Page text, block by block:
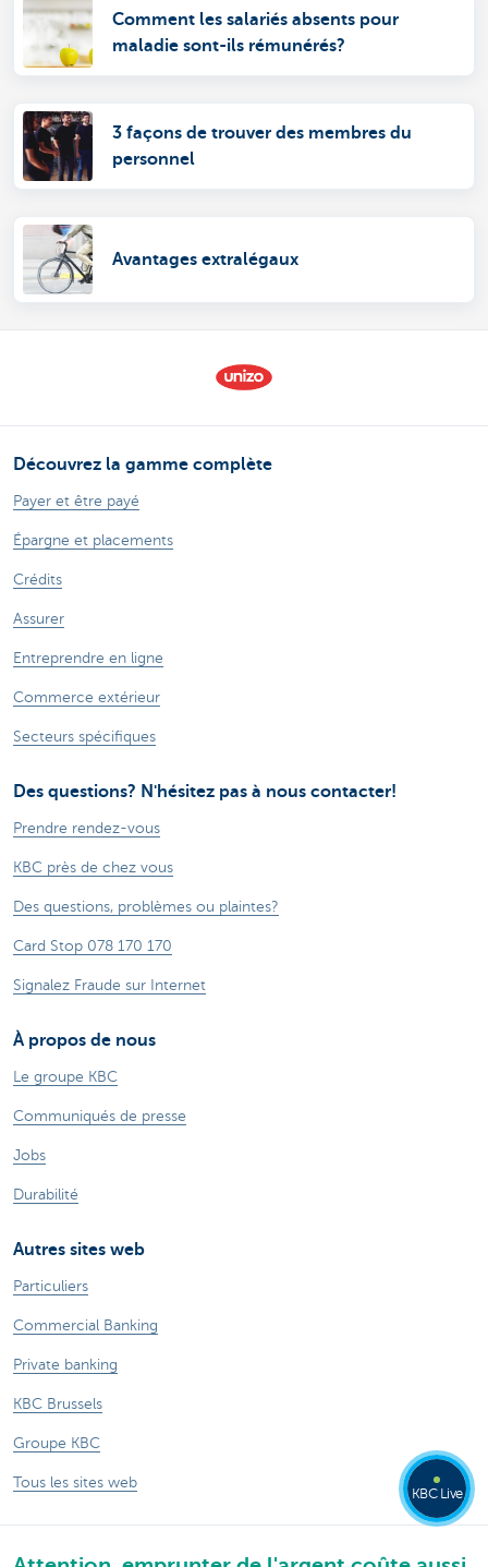
Comment les salariés absents pour
maladie sont-ils rémunérés?
3 façons de trouver des membres du
personnel
Avantages extralégaux
Découvrez la gamme complète
Payer et être payé
Épargne et placements
Crédits
Assurer
Entreprendre en ligne
Commerce extérieur
Secteurs spécifiques
Des questions? N'hésitez pas à nous contacter!
Prendre rendez-vous
KBC près de chez vous
Des questions, problèmes ou plaintes?
Card Stop 078 170 170
Signalez Fraude sur Internet
À propos de nous
Le groupe KBC
Communiqués de presse
Jobs
Durabilité
Autres sites web
Particuliers
Commercial Banking
Private banking
KBC Brussels
Groupe KBC
Tous les sites web
KBC Live